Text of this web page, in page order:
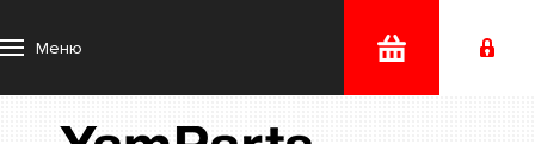
Меню